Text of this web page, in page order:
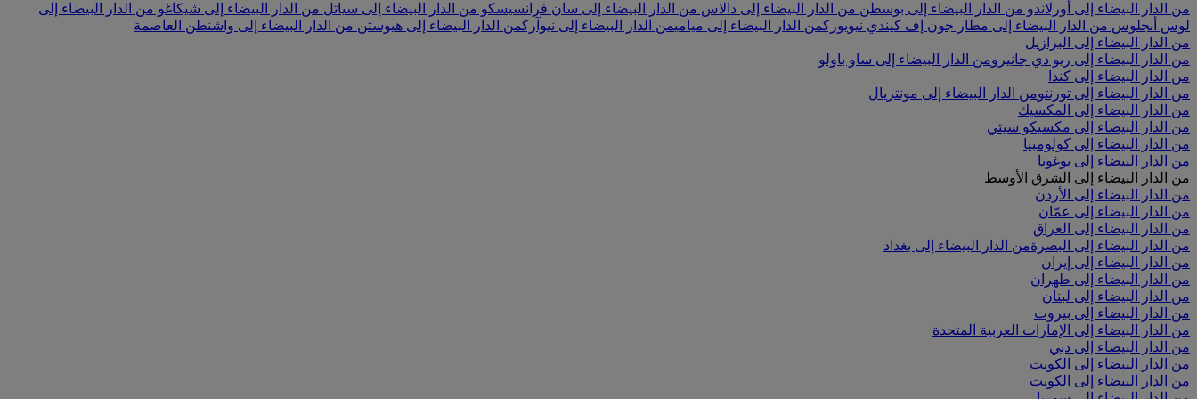
من الدار البيضاء إلى أورلاندو من الدار البيضاء إلى بوسطن من الدار البيضاء إلى دالاس من الدار البيضاء إلى سان فرانسيسكو من الدار البيضاء إلى سياتل من الدار البيضاء إلى شيكاغو من الدار البيضاء إلى
لوس أنجلوس من الدار البيضاء إلى مطار جون إف كيندي نيويوركمن الدار البيضاء إلى مياميمن الدار البيضاء إلى نيوآركمن الدار البيضاء إلى هيوستن من الدار البيضاء إلى واشنطن العاصمة
من الدار البيضاء إلى البرازيل
من الدار البيضاء إلى ريو دي جانيرومن الدار البيضاء إلى ساو باولو
من الدار البيضاء إلى كندا
من الدار البيضاء إلى تورنتومن الدار البيضاء إلى مونتريال
من الدار البيضاء إلى المكسيك
من الدار البيضاء إلى مكسيكو سيتي
من الدار البيضاء إلى كولومبيا
من الدار البيضاء إلى بوغوتا
من الدار البيضاء إلى الشرق الأوسط
من الدار البيضاء إلى الأردن
من الدار البيضاء إلى عمّان
من الدار البيضاء إلى العراق
من الدار البيضاء إلى البصرةمن الدار البيضاء إلى بغداد
من الدار البيضاء إلى إيران
من الدار البيضاء إلى طهران
من الدار البيضاء إلى لبنان
من الدار البيضاء إلى بيروت
من الدار البيضاء إلى الإمارات العربية المتحدة
من الدار البيضاء إلى دبي
من الدار البيضاء إلى الكويت
من الدار البيضاء إلى الكويت